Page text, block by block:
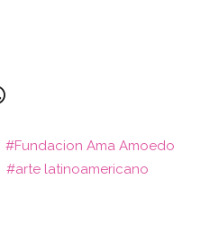
Fundacion Ama Amoedo
arte latinoamericano